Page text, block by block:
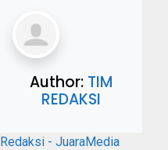
Author: TIM
REDAKSI
Redaksi - JuaraMedia